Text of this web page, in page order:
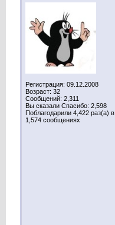
Регистрация: 09.12.2008
Возраст: 32
Сообщений: 2,311
Вы сказали Спасибо: 2,598
Поблагодарили 4,422 раз(а) в
1,574 сообщениях